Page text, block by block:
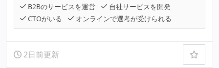
B2Bのサービスを運営
自社サービスを開発
CTOがいる
オンラインで選考が受けられる
2日前更新